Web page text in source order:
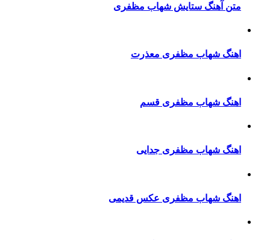
آهنگ ستایش شهاب مظفری
شهاب مظفری معذرت
شهاب مظفری قسم
شهاب مظفری جدایی
شهاب مظفری عکس قدیمی